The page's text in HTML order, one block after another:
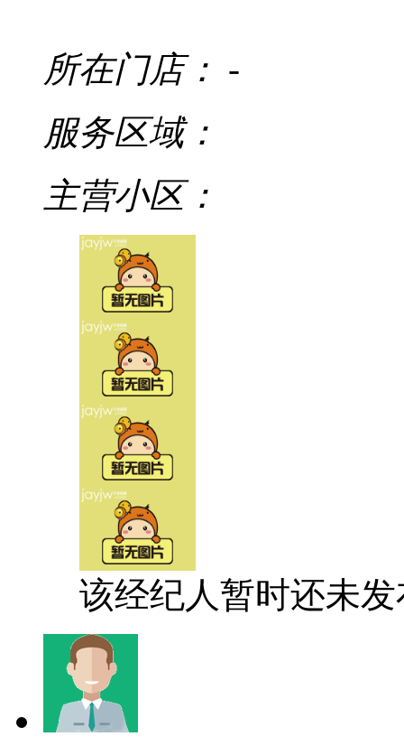
所在门店： -
服务区域：
主营小区：
该经纪人暂时还未